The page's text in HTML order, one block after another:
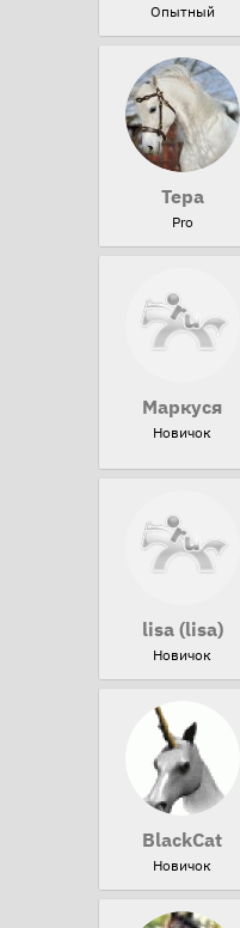
Опытный
Тера
Pro
Маркуся
Новичок
lisa (lisa)
Новичок
BlackCat
Новичок